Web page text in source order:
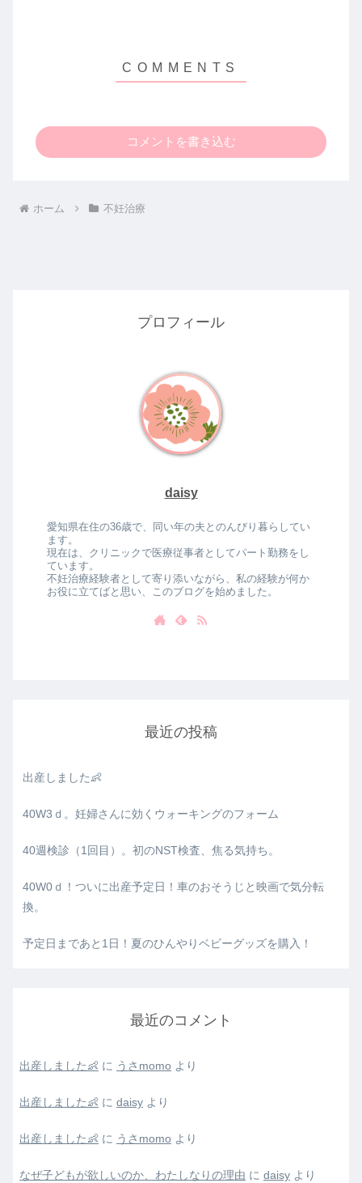
コメントを書き込む
ホーム 不妊治療
プロフィール
daisy
愛知県在住の36歳で、同い年の夫とのんびり暮らしてい
ます。
現在は、クリニックで医療従事者としてパート勤務をし
ています。
不妊治療経験者として寄り添いながら、私の経験が何か
お役に立てばと思い、このブログを始めました。
最近の投稿
出産しました👶
40W3ｄ。妊婦さんに効くウォーキングのフォーム
40週検診（1回目）。初のNST検査、焦る気持ち。
40W0ｄ！ついに出産予定日！車のおそうじと映画で気分転
換。
予定日まであと1日！夏のひんやりベビーグッズを購入！
最近のコメント
出産しました👶 に うさmomo より
出産しました👶 に daisy より
出産しました👶 に うさmomo より
なぜ子どもが欲しいのか、わたしなりの理由 に daisy より